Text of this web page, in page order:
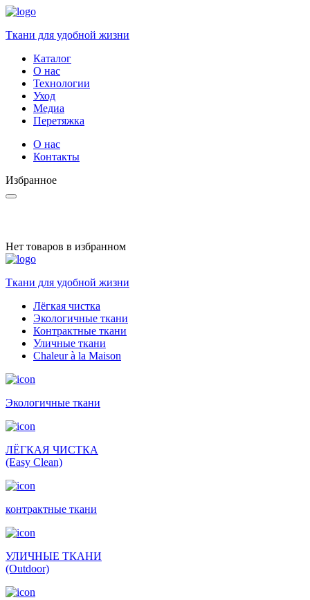
Ткани для удобной жизни
Каталог
О нас
Технологии
Уход
Медиа
Перетяжка
О нас
Контакты
Избранное
Нет товаров в избранном
Ткани для удобной жизни
Лёгкая чистка
Экологичные ткани
Контрактные ткани
Уличные ткани
Сhaleur à la Maison
Экологичные ткани
ЛЁГКАЯ ЧИСТКА
(Easy Clean)
контрактные ткани
УЛИЧНЫЕ ТКАНИ
(Outdoor)